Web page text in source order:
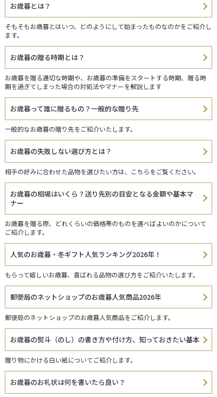
お歳暮とは？
そもそもお歳暮とはいつ、どのようにして始まったものなのかをご紹介し
ます。
お歳暮の贈る時期とは？
お歳暮を贈る適切な時期や、お歳暮の準備をスタートする時期、贈る時
期を過ぎてしまった場合の対処法やマナーを解説します
お歳暮って誰に贈るもの？一般的な贈り先
一般的なお歳暮の贈り先をご紹介いたします。
お歳暮の失敗しない選び方とは？
相手の好みに合わせた品物を選びたい方は、こちらをご覧ください。
お歳暮の相場はいくら？送り先別の目安となる金額や基本マ
ナー
お歳暮を贈る際、どれくらいの価格帯のものを選べばよいのかについて
ご紹介します。
人気のお歳暮・冬ギフト人気ランキング2026年！
もらって嬉しいお歳暮、喜ばれる品物の選び方をご紹介いたします。
郵便局のネットショップのお歳暮人気商品2026年
郵便局のネットショップのお歳暮人気商品をご紹介します。
お歳暮の熨斗（のし）の書き方や付け方、知っておきたい基本
贈り物にかける白い紙についてご紹介します。
お歳暮のお礼状は何を書いたら良い？